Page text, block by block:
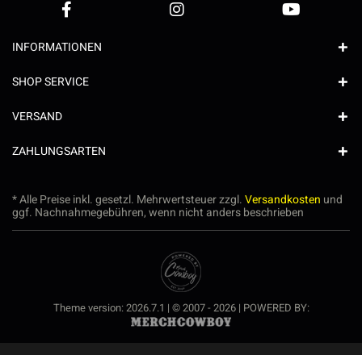
INFORMATIONEN
SHOP SERVICE
VERSAND
ZAHLUNGSARTEN
* Alle Preise inkl. gesetzl. Mehrwertsteuer zzgl.Versandkosten und
ggf. Nachnahmegebühren, wenn nicht anders beschrieben
Theme version: 2026.7.1 | © 2007 - 2026 | POWERED BY: